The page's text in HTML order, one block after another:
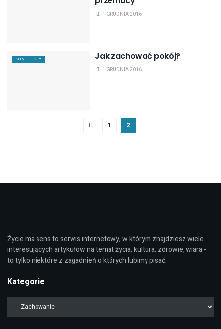
1 GRUDNIA 2016
KONFLIKTY Jak zachować pokój?
1 GRUDNIA 2016
1 2
Życie ma sens to serwis internetowy, w którym znajdziesz wiele
interesujących artykułów na temat życia: kultura, zdrowie, wiara -
to tylko niektóre z zagadnień o których lubimy pisać.
Kategorie